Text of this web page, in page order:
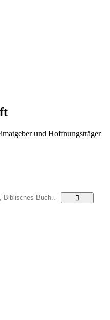
und Hoffnungsträger